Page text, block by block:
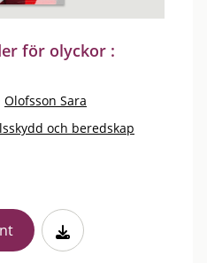
för olyckor :
Olofsson Sara
och beredskap